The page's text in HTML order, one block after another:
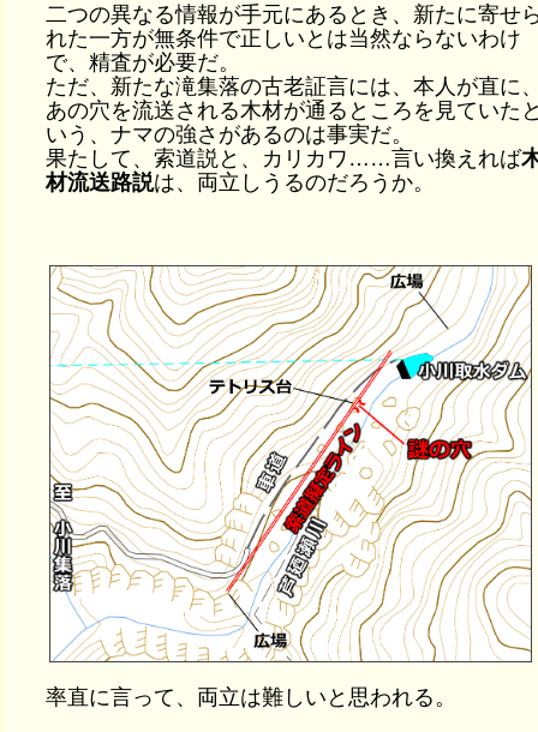
二つの異なる情報が手元にあるとき、新たに寄せ
れた一方が無条件で正しいとは当然ならないわけ
で、精査が必要だ。
ただ、新たな滝集落の古老証言には、本人が直に
あの穴を流送される木材が通るところを見ていた
いう、ナマの強さがあるのは事実だ。
果たして、索道説と、カリカワ……言い換えれば
材流送路説は、両立しうるのだろうか。
率直に言って、両立は難しいと思われる。